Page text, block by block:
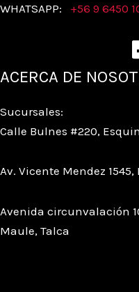
WHATSAPP: +56 9 6450
ACERCA DE
Sucursales:
Calle Bulnes #220,
Av. Vicente Mendez
Avenida circunvalación
Maule, Talca